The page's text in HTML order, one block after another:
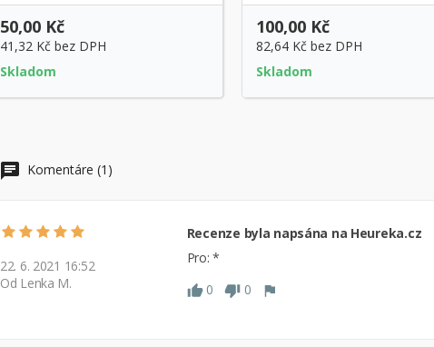
50,00 Kč
41,32 Kč bez DPH
Skladom
100,00 Kč
82,64 Kč bez DPH
Skladom
Komentáre (1)
22. 6. 2021 16:52
Od Lenka M.
Recenze byla napsána na Heureka.cz
Pro: *
0
0